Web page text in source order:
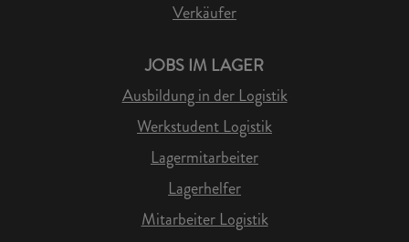
Verkäufer
JOBS IM LAGER
Ausbildung in der Logistik
Werkstudent Logistik
Lagermitarbeiter
Lagerhelfer
Mitarbeiter Logistik